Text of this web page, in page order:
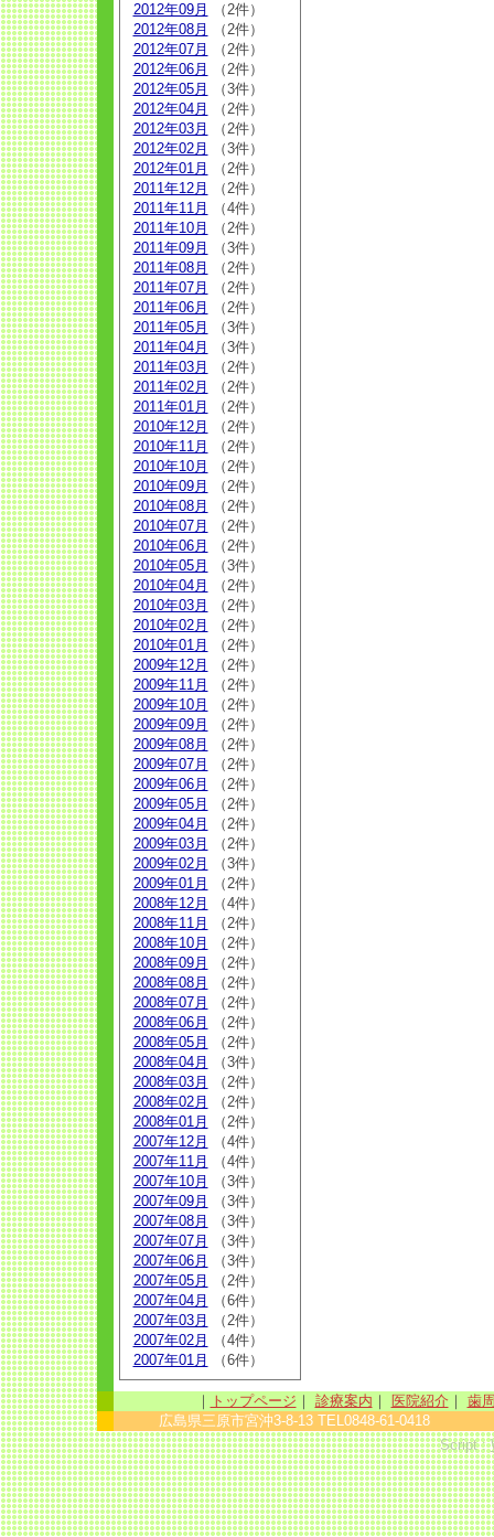
2012年09月
（2件）
2012年08月
（2件）
2012年07月
（2件）
2012年06月
（2件）
2012年05月
（3件）
2012年04月
（2件）
2012年03月
（2件）
2012年02月
（3件）
2012年01月
（2件）
2011年12月
（2件）
2011年11月
（4件）
2011年10月
（2件）
2011年09月
（3件）
2011年08月
（2件）
2011年07月
（2件）
2011年06月
（2件）
2011年05月
（3件）
2011年04月
（3件）
2011年03月
（2件）
2011年02月
（2件）
2011年01月
（2件）
2010年12月
（2件）
2010年11月
（2件）
2010年10月
（2件）
2010年09月
（2件）
2010年08月
（2件）
2010年07月
（2件）
2010年06月
（2件）
2010年05月
（3件）
2010年04月
（2件）
2010年03月
（2件）
2010年02月
（2件）
2010年01月
（2件）
2009年12月
（2件）
2009年11月
（2件）
2009年10月
（2件）
2009年09月
（2件）
2009年08月
（2件）
2009年07月
（2件）
2009年06月
（2件）
2009年05月
（2件）
2009年04月
（2件）
2009年03月
（2件）
2009年02月
（3件）
2009年01月
（2件）
2008年12月
（4件）
2008年11月
（2件）
2008年10月
（2件）
2008年09月
（2件）
2008年08月
（2件）
2008年07月
（2件）
2008年06月
（2件）
2008年05月
（2件）
2008年04月
（3件）
2008年03月
（2件）
2008年02月
（2件）
2008年01月
（2件）
2007年12月
（4件）
2007年11月
（4件）
2007年10月
（3件）
2007年09月
（3件）
2007年08月
（3件）
2007年07月
（3件）
2007年06月
（3件）
2007年05月
（2件）
2007年04月
（6件）
2007年03月
（2件）
2007年02月
（4件）
2007年01月
（6件）
｜ トップページ ｜ 診療案内 ｜ 医院紹介｜
歯
広島県三原市宮沖3-8-13 TEL0848-61-0418
Script :